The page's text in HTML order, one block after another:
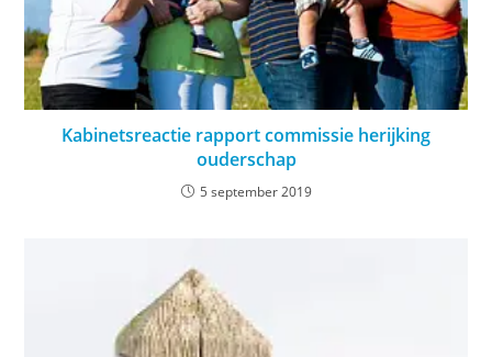
Kabinetsreactie rapport commissie herijking
ouderschap
5 september 2019